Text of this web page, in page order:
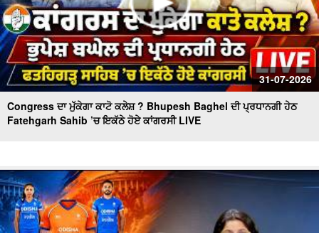
31-07-2026
Congress ਦਾ ਮੁੱਕੇਗਾ ਕਾਟੋ ਕਲੇਸ਼ ? Bhupesh Baghel ਦੀ ਪ੍ਰਧਾਨਗੀ ਹੇਠ
Fatehgarh Sahib ’ਚ ਇਕੱਠੇ ਹੋਏ ਕਾਂਗਰਸੀ LIVE